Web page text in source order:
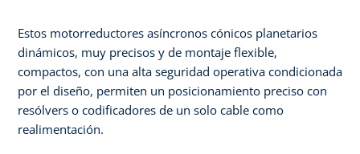
Estos motorreductores asíncronos cónicos planetarios
dinámicos, muy precisos y de montaje flexible,
compactos, con una alta seguridad operativa condicionada
por el diseño, permiten un posicionamiento preciso con
resólvers o codificadores de un solo cable como
realimentación.